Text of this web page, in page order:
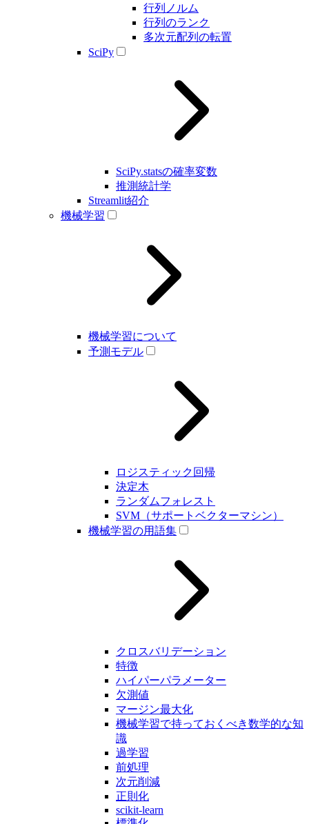
行列ノルム
行列のランク
多次元配列の転置
SciPy
SciPy.statsの確率変数
推測統計学
Streamlit紹介
機械学習
機械学習について
予測モデル
ロジスティック回帰
決定木
ランダムフォレスト
SVM（サポートベクターマシン）
機械学習の用語集
クロスバリデーション
特徴
ハイパーパラメーター
欠測値
マージン最大化
機械学習で持っておくべき数学的な知
識
過学習
前処理
次元削減
正則化
scikit-learn